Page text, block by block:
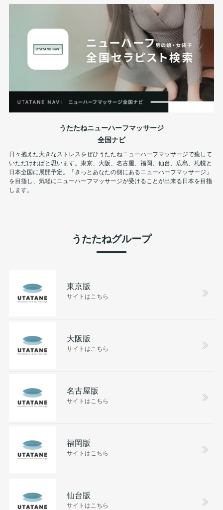
うたたねニューハーフマッサージ
全国ナビ
日々抱えた大きなストレスをぜひうたたねニューハーフマッサージで癒して
いただければと思います。東京、大阪、名古屋、福岡、仙台、広島、札幌と
日本全国に展開予定。「きっとあなたの側にあるニューハーフマッサージ」
を目指し、気軽にニューハーフマッサージが受けることが出来る日本を目指
します。
うたたねグループ
東京版
サイトはこちら
大阪版
サイトはこちら
名古屋版
サイトはこちら
福岡版
サイトはこちら
仙台版
サイトはこちら